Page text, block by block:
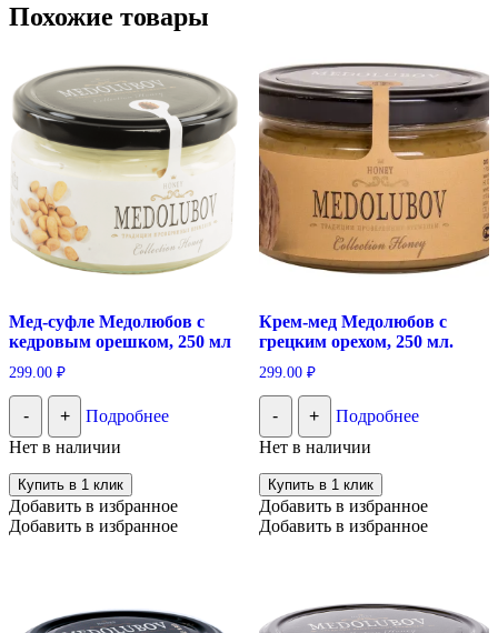
Похожие товары
Мед-суфле Медолюбов с
кедровым орешком, 250 мл
299.00 ₽
- +
Подробнее
Нет в наличии
Купить в 1 клик
Добавить в избранное
Добавить в избранное
Крем-мед Медолюбов с
грецким орехом, 250 мл.
299.00 ₽
- +
Подробнее
Нет в наличии
Купить в 1 клик
Добавить в избранное
Добавить в избранное